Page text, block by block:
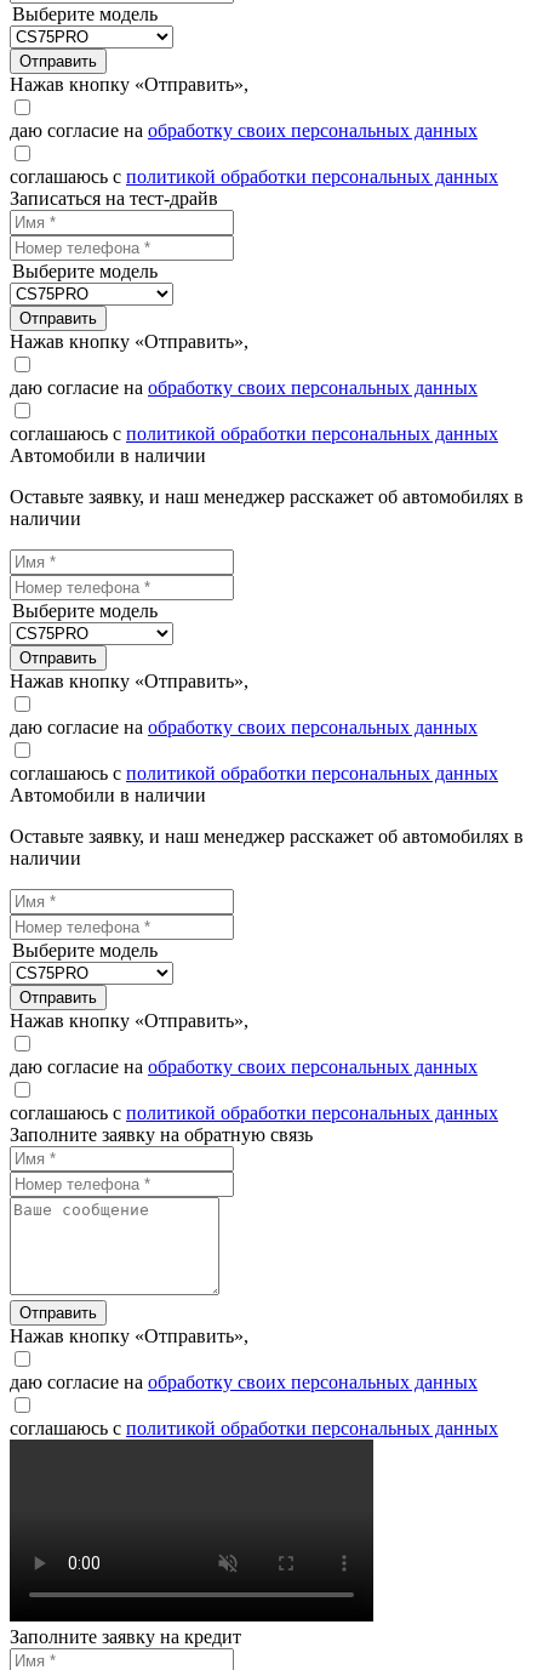
Выберите модель
Отправить
Нажав кнопку «Отправить»,
даю согласие на обработку своих персональных данных
соглашаюсь с политикой обработки персональных данных
Записаться на тест-драйв
Выберите модель
Отправить
Нажав кнопку «Отправить»,
даю согласие на обработку своих персональных данных
соглашаюсь с политикой обработки персональных данных
Автомобили в наличии
Оставьте заявку, и наш менеджер расскажет об автомобилях в
наличии
Выберите модель
Отправить
Нажав кнопку «Отправить»,
даю согласие на обработку своих персональных данных
соглашаюсь с политикой обработки персональных данных
Автомобили в наличии
Оставьте заявку, и наш менеджер расскажет об автомобилях в
наличии
Выберите модель
Отправить
Нажав кнопку «Отправить»,
даю согласие на обработку своих персональных данных
соглашаюсь с политикой обработки персональных данных
Заполните заявку на обратную связь
Отправить
Нажав кнопку «Отправить»,
даю согласие на обработку своих персональных данных
соглашаюсь с политикой обработки персональных данных
Заполните заявку на кредит